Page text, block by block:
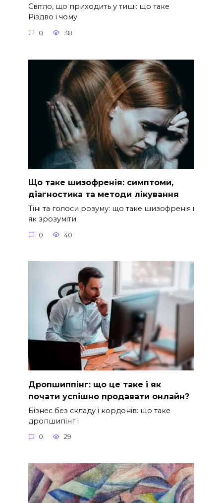
Світло, що приходить у тиші: що таке
Різдво і чому
0 38
Що таке шизофренія: симптоми,
діагностика та методи лікування
Тіні та голоси розуму: що таке шизофренія і
як зрозуміти
0 40
Дропшиппінг: що це таке і як
почати успішно продавати онлайн?
Бізнес без складу і кордонів: що таке
дропшипінг і
0 29